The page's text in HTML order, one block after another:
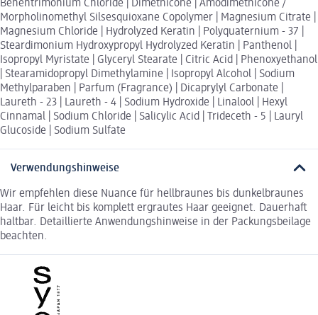
Behentrimonium Chloride | Dimethicone | Amodimethicone /
Morpholinomethyl Silsesquioxane Copolymer | Magnesium Citrate |
Magnesium Chloride | Hydrolyzed Keratin | Polyquaternium - 37 |
Steardimonium Hydroxypropyl Hydrolyzed Keratin | Panthenol |
Isopropyl Myristate | Glyceryl Stearate | Citric Acid | Phenoxyethanol
| Stearamidopropyl Dimethylamine | Isopropyl Alcohol | Sodium
Methylparaben | Parfum (Fragrance) | Dicaprylyl Carbonate |
Laureth - 23 | Laureth - 4 | Sodium Hydroxide | Linalool | Hexyl
Cinnamal | Sodium Chloride | Salicylic Acid | Trideceth - 5 | Lauryl
Glucoside | Sodium Sulfate
Verwendungshinweise
Wir empfehlen diese Nuance für hellbraunes bis dunkelbraunes
Haar. Für leicht bis komplett ergrautes Haar geeignet. Dauerhaft
haltbar. Detaillierte Anwendungshinweise in der Packungsbeilage
beachten.